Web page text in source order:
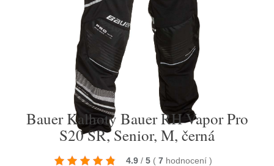
Bauer Kalhoty Bauer RH Vapor Pro
S20 SR, Senior, M, černá
4.9 / 5 ( 7 hodnocení )